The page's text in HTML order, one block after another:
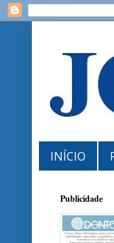
INÍCIO
Publicidade